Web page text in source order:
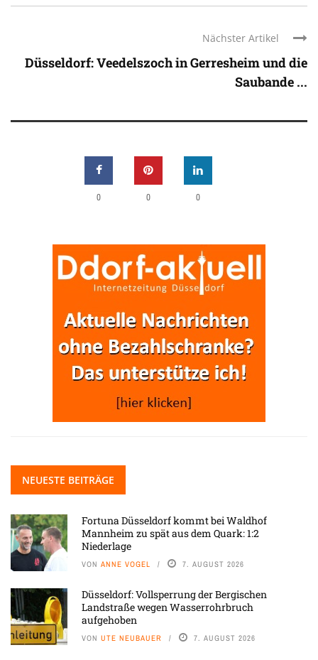
Nächster Artikel
Düsseldorf: Veedelszoch in Gerresheim und die
Saubande ...
0 0 0
NEUESTE BEITRÄGE
Fortuna Düsseldorf kommt bei Waldhof
Mannheim zu spät aus dem Quark: 1:2
Niederlage
VON ANNE VOGEL 7. AUGUST 2026
Düsseldorf: Vollsperrung der Bergischen
Landstraße wegen Wasserrohrbruch
aufgehoben
VON UTE NEUBAUER 7. AUGUST 2026